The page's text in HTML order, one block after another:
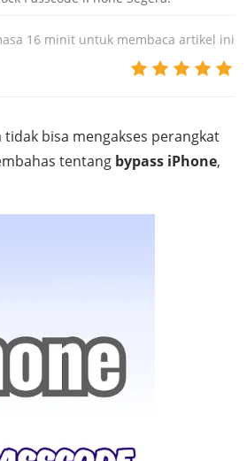
16 minit untuk membaca artikel ini
bisa mengakses perangkat
tentang bypass iPhone,